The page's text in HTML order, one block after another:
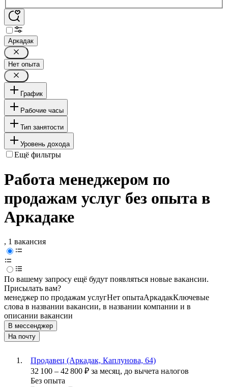
Аркадак
Нет опыта
График
Рабочие часы
Тип занятости
Уровень дохода
Ещё фильтры
Работа менеджером по
продажам услуг без опыта в
Аркадаке
, 1 вакансия
По вашему запросу ещё будут появляться новые вакансии.
Присылать вам?
менеджер по продажам услугНет опытаАркадакКлючевые
слова в названии вакансии, в названии компании и в
описании вакансии
В мессенджер
На почту
Продавец (Аркадак, Каплунова, 64)
32 100 – 42 800 ₽ за месяц, до вычета налогов
Без опыта